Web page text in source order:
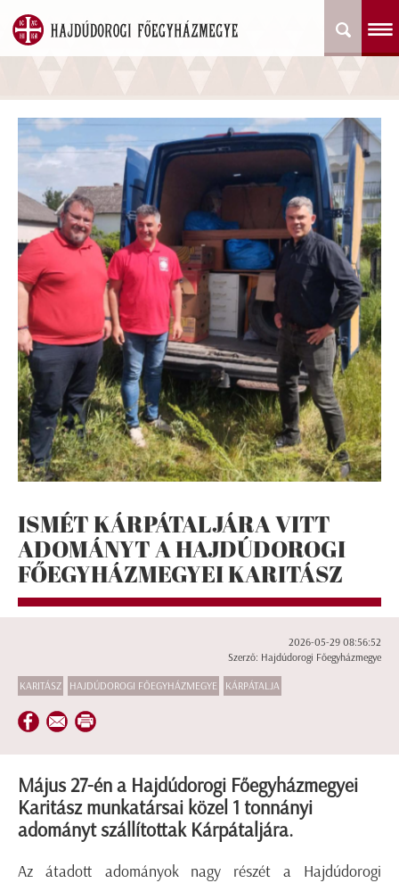
ISMÉT KÁRPÁTALJÁRA VITT
ADOMÁNYT A HAJDÚDOROGI
FŐEGYHÁZMEGYEI KARITÁSZ
2026-05-29 08:56:52
Szerző: Hajdúdorogi Főegyházmegye
KARITÁSZ HAJDÚDOROGI FŐEGYHÁZMEGYE KÁRPÁTALJA
Május 27-én a Hajdúdorogi Főegyházmegyei
Karitász munkatársai közel 1 tonnányi
adományt szállítottak Kárpátaljára.
Az átadott adományok nagy részét a Hajdúdorogi